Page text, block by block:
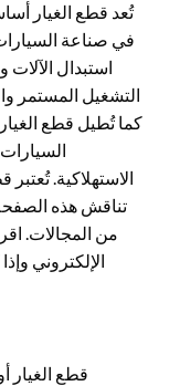
تُعد قطع الغيار
في صناعة
استبدال الآلات
التشغيل المستمر
كما تُطيل قطع
الاستهلاكية. تُعتبر
تناقش هذه الصفحة
من المجالات.
الإلكتروني
قطع الغيار